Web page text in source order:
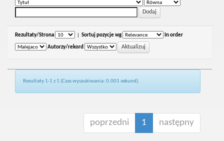
Rezultaty/Strona Sortuj pozycje wg In order
Autorzy/rekord
Rezultaty 1-1 z 1 (Czas wyszukiwania: 0.001 sekund).
poprzedni 1 następny